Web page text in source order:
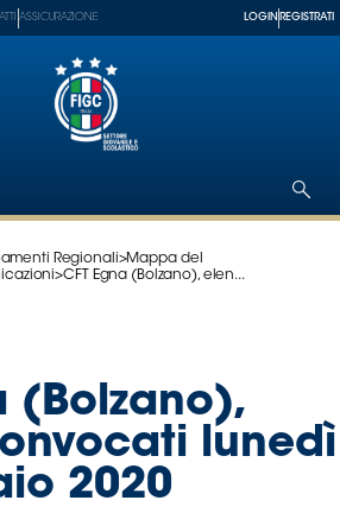
ASSICURAZIONE LOGIN REGISTRATI
Regionali>Mappa del
>CFT Egna (Bolzano), elen...
(Bolzano),
lunedì
2020